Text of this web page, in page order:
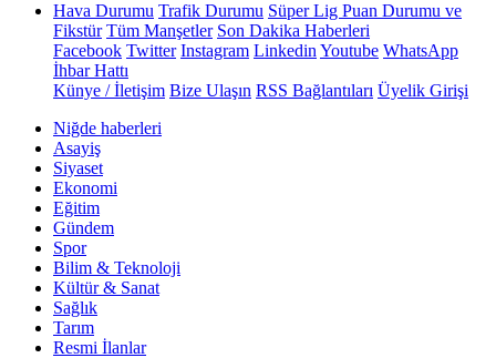
Hava Durumu Trafik Durumu Süper Lig Puan Durumu ve
Fikstür Tüm Manşetler Son Dakika Haberleri
Facebook Twitter Instagram Linkedin Youtube WhatsApp
İhbar Hattı
Künye / İletişim Bize Ulaşın RSS Bağlantıları Üyelik Girişi
Niğde haberleri
Asayiş
Siyaset
Ekonomi
Eğitim
Gündem
Spor
Bilim & Teknoloji
Kültür & Sanat
Sağlık
Tarım
Resmi İlanlar